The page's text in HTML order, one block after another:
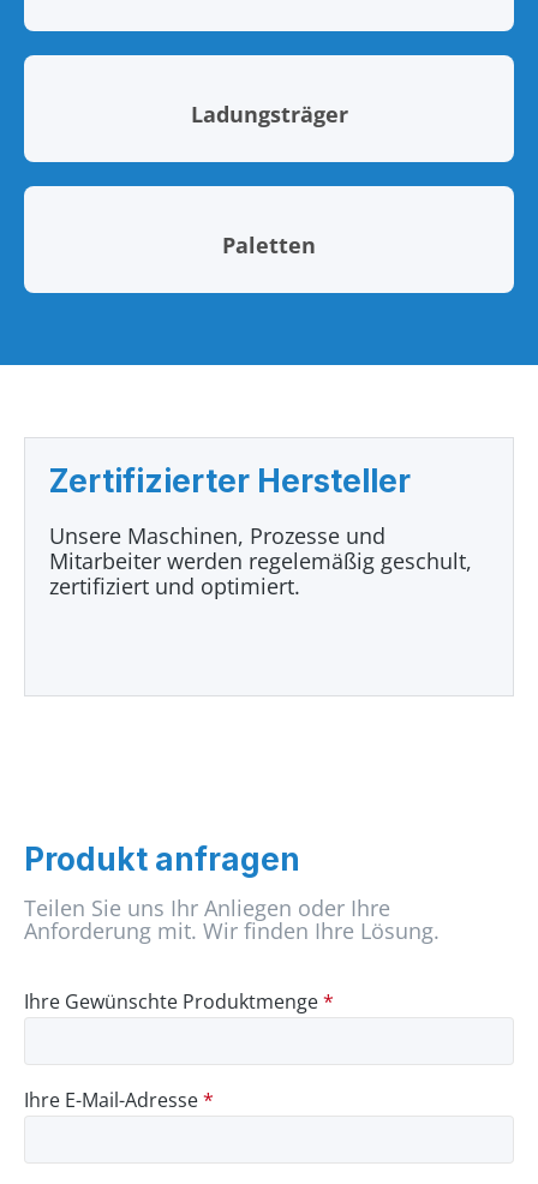
Ladungsträger
Paletten
Zertifizierter Hersteller
Unsere Maschinen, Prozesse und
Mitarbeiter werden regelemäßig geschult,
zertifiziert und optimiert.
Produkt anfragen
Teilen Sie uns Ihr Anliegen oder Ihre
Anforderung mit. Wir finden Ihre Lösung.
Ihre Gewünschte Produktmenge*
Ihre E-Mail-Adresse*